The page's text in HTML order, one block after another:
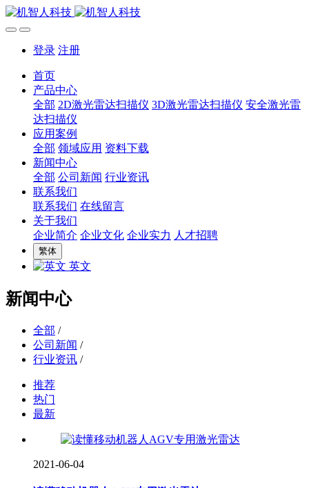
登录 注册
首页
产品中心
全部 2D激光雷达扫描仪 3D激光雷达扫描仪 安全激光雷
达扫描仪
应用案例
全部 领域应用 资料下载
新闻中心
全部 公司新闻 行业资讯
联系我们
联系我们 在线留言
关于我们
企业简介 企业文化 企业实力 人才招聘
繁体
英文
新闻中心
全部 /
公司新闻 /
行业资讯 /
推荐
热门
最新
2021-06-04